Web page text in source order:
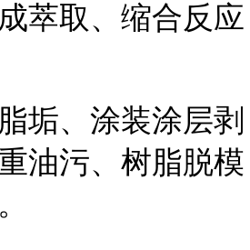
萃取、缩合反应
垢、涂装涂层剥
油污、树脂脱模